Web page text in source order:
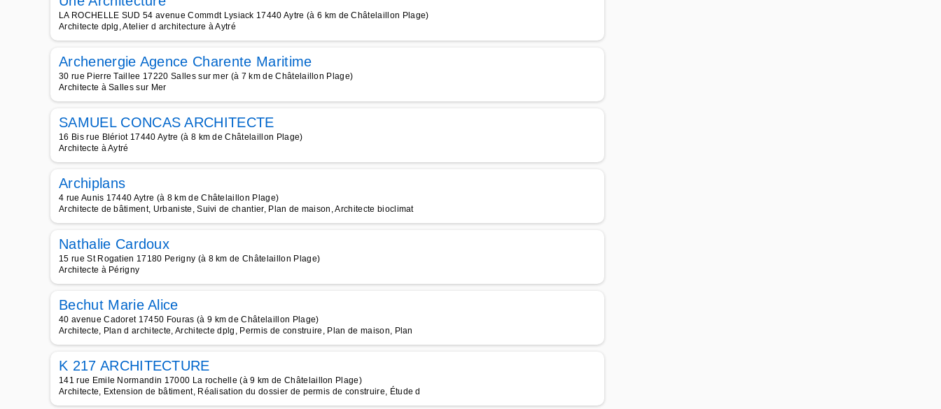
LA ROCHELLE SUD 54 avenue Commdt Lysiack 17440 Aytre (à 6 km de Châtelaillon Plage)
Architecte dplg, Atelier d architecture à Aytré
Archenergie Agence Charente Maritime
30 rue Pierre Taillee 17220 Salles sur mer (à 7 km de Châtelaillon Plage)
Architecte à Salles sur Mer
SAMUEL CONCAS ARCHITECTE
16 Bis rue Blériot 17440 Aytre (à 8 km de Châtelaillon Plage)
Architecte à Aytré
Archiplans
4 rue Aunis 17440 Aytre (à 8 km de Châtelaillon Plage)
Architecte de bâtiment, Urbaniste, Suivi de chantier, Plan de maison, Architecte bioclimat
Nathalie Cardoux
15 rue St Rogatien 17180 Perigny (à 8 km de Châtelaillon Plage)
Architecte à Périgny
Bechut Marie Alice
40 avenue Cadoret 17450 Fouras (à 9 km de Châtelaillon Plage)
Architecte, Plan d architecte, Architecte dplg, Permis de construire, Plan de maison, Plan
K 217 ARCHITECTURE
141 rue Emile Normandin 17000 La rochelle (à 9 km de Châtelaillon Plage)
Architecte, Extension de bâtiment, Réalisation du dossier de permis de construire, Étude d